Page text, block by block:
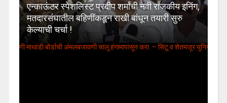
एन्काऊंटर स्पेशलिस्ट प्रदीप शर्मांची नवी राजकीय इनिंग,
मतदारसंघातील बहिणींकडून राखी बांधून तयारी सुरु
केल्याची चर्चा !